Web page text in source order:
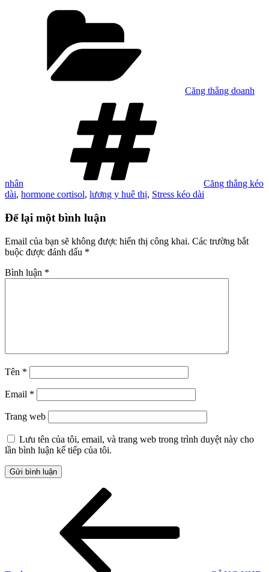
Căng thẳng doanh
nhân
Căng thẳng kéo
dài, hormone cortisol, lương y huê thị, Stress kéo dài
Để lại một bình luận
Email của bạn sẽ không được hiển thị công khai. Các trường bắt
buộc được đánh dấu *
Bình luận *
Tên *
Email *
Trang web
Lưu tên của tôi, email, và trang web trong trình duyệt này cho
lần bình luận kế tiếp của tôi.